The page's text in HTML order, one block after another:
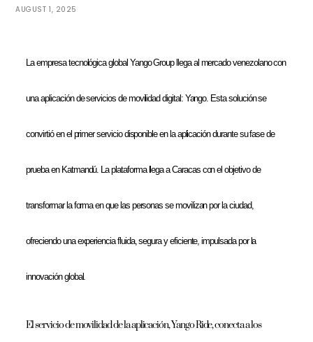
AUGUST 1, 2025
La empresa tecnológica global Yango Group llega al mercado venezolano con
una aplicación de servicios de movilidad digital: Yango. Esta solución se
convirtió en el primer servicio disponible en la aplicación durante su fase de
prueba en Katmandú. La plataforma llega a Caracas con el objetivo de
transformar la forma en que las personas se movilizan por la ciudad,
ofreciendo una experiencia fluida, segura y eficiente, impulsada por la
innovación global.
El servicio de movilidad de la aplicación, Yango Ride, conecta a los